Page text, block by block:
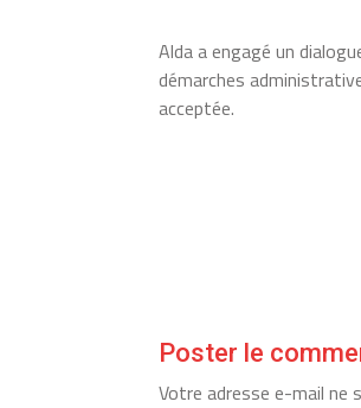
Alda a engagé un
démarches
acceptée.
Poster le
Votre adresse e-mail ne